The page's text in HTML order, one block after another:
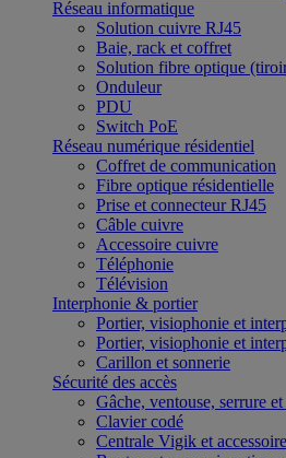
Réseau informatique
Solution cuivre RJ45
Baie, rack et coffret
Solution fibre optique
Onduleur
PDU
Switch PoE
Réseau numérique résidentiel
Coffret de communication
Fibre optique résidentielle
Prise et connecteur RJ45
Câble cuivre
Accessoire cuivre
Téléphonie
Télévision
Interphonie & portier
Portier, visiophonie et
Portier, visiophonie et
Carillon et sonnerie
Sécurité des accès
Gâche, ventouse, serrure
Clavier codé
Centrale Vigik et